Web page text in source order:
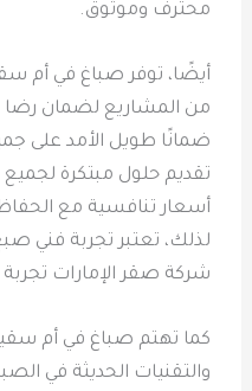
محترف وموثوق.
أيضًا، توفر صباغ في أم
من المشاريع لضمان رضا
ضمانًا طويل الأمد على
تقديم حلول مبتكرة لجميع
أسعار تنافسية مع
لذلك، تعتبر تجربة فني
شركة صقر الإمارات
كما تهتم صباغ في أم
والتقنيات الحديثة في